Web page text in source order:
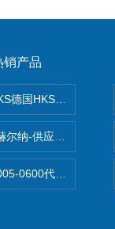
销产品
德国HKS液压旋转摆
尔纳-供应
0600代理德国MK